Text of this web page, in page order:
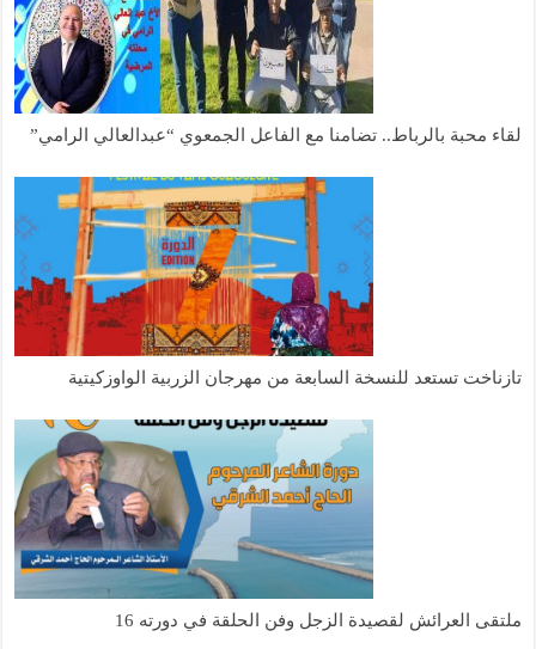
لقاء محبة بالرباط.. تضامنا مع الفاعل الجمعوي “عبدالعالي الرامي”
تازناخت تستعد للنسخة السابعة من مهرجان الزربية الواوزكيتية
ملتقى العرائش لقصيدة الزجل وفن الحلقة في دورته 16